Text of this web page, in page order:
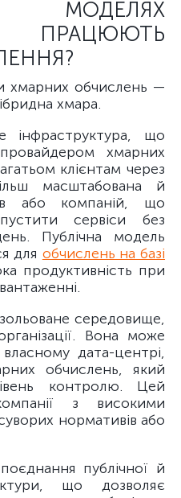
ПРАЦЮЮТЬ
хмарних обчислень —
хмара.
що
хмарних
клієнтам через
масштабована й
або компаній, що
сервіси без
Публічна модель
для обчислень на базі
продуктивність при
середовище,
Вона може
дата-центрі,
обчислень, який
контролю. Цей
з високими
нормативів або
публічної й
що дозволяє